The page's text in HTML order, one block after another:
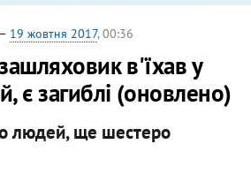
19 жовтня 2017, 00:36
в'їхав у
є загиблі (оновлено)
людей, ще шестеро